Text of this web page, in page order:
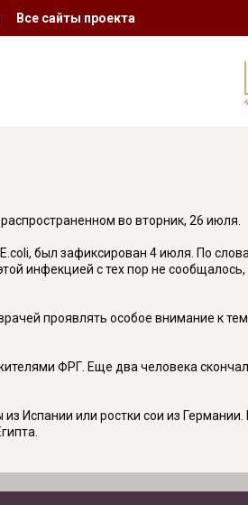
Все сайты проекта
во вторник, 26 июля.
был зафиксирован 4 июля. По
инфекцией с тех пор не
проявлять особое внимание к
ФРГ. Еще два человека
или ростки сои из Германии.